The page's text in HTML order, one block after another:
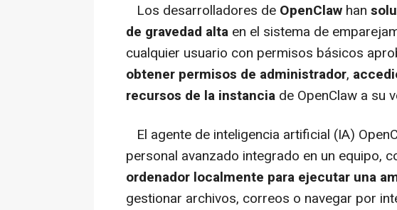
Los desarrolladores de OpenClaw han
de gravedad alta en el sistema de
cualquier usuario con permisos básicos
obtener permisos de administrador,
recursos de la instancia de OpenClaw a su
El agente de inteligencia artificial (IA)
personal avanzado integrado en un equipo,
ordenador localmente para ejecutar una
gestionar archivos, correos o navegar por